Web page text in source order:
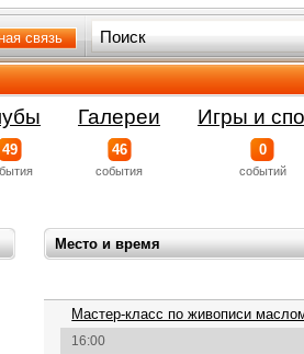
связь
49
Галереи
46
события
Игры и
0
событий
Место и время
Мастер-класс по живописи
16:00